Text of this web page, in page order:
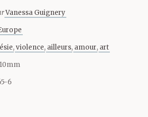
ce qu’il
par la tête ?
il. Je viens
Vanessa Guignery
violence ailleurs amour art
6